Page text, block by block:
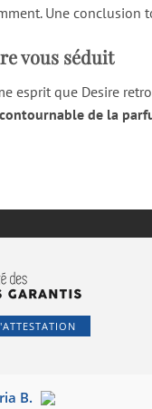
Une conclusion
vous séduit
esprit que Desire
de la
B.